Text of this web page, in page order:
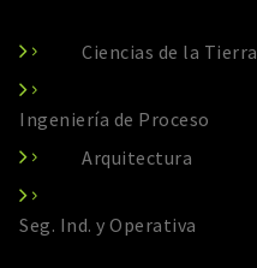
Ciencias de la Tierra
Ingeniería de Proceso
Arquitectura
Seg. Ind. y Operativa